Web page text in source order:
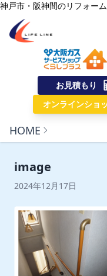
内容をスキップ
神戸市・阪神間のリフォー
株式会社ライフライン
お見積もり
オンラインショ
HOME
image
2024年12月17日